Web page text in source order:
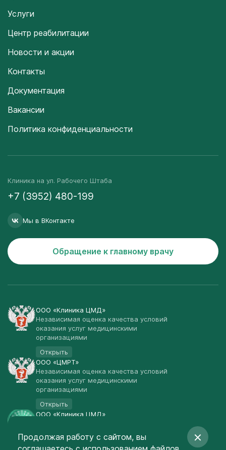
Услуги
Центр реабилитации
Новости и акции
Контакты
Документация
Вакансии
Политика конфиденциальности
Клиника на ул. Рабочего Штаба
+7 (3952) 480-199
Мы в ВКонтакте
Обращение к главному врачу
ООО «Клиника ЦМД»
Независимая оценка качества условий
оказания услуг медицинскими
организациями
Открыть
ООО «ЦМРТ»
Независимая оценка качества условий
оказания услуг медицинскими
организациями
Открыть
ООО «Клиника ЦМД»
Открыть
Продолжая работу с сайтом, вы